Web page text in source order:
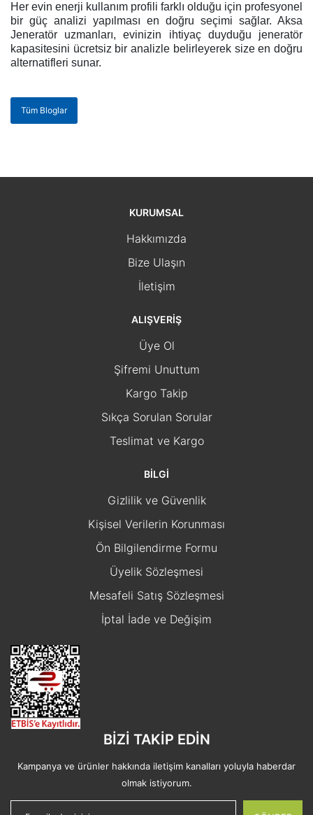
Her evin enerji kullanım profili farklı olduğu için profesyonel
bir güç analizi yapılması en doğru seçimi sağlar. Aksa
Jeneratör uzmanları, evinizin ihtiyaç duyduğu jeneratör
kapasitesini ücretsiz bir analizle belirleyerek size en doğru
alternatifleri sunar.
Tüm Bloglar
KURUMSAL
Hakkımızda
Bize Ulaşın
İletişim
ALIŞVERİŞ
Üye Ol
Şifremi Unuttum
Kargo Takip
Sıkça Sorulan Sorular
Teslimat ve Kargo
BİLGİ
Gizlilik ve Güvenlik
Kişisel Verilerin Korunması
Ön Bilgilendirme Formu
Üyelik Sözleşmesi
Mesafeli Satış Sözleşmesi
İptal İade ve Değişim
BİZİ TAKİP EDİN
Kampanya ve ürünler hakkında iletişim kanalları yoluyla haberdar
olmak istiyorum.